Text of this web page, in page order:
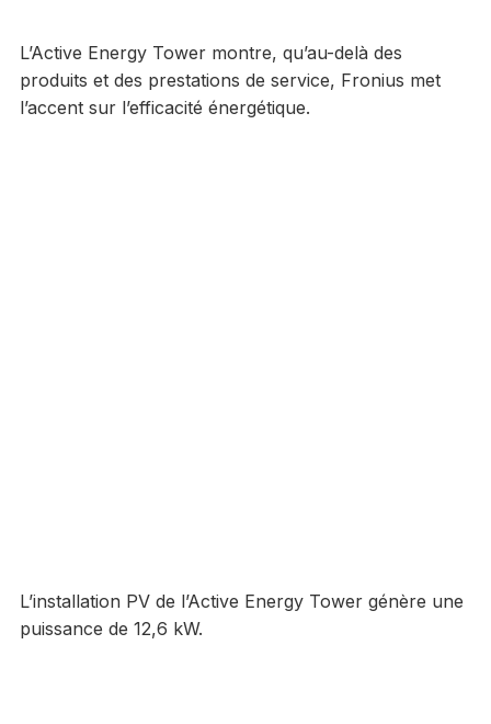
L’Active Energy Tower montre, qu’au-delà des
produits et des prestations de service, Fronius met
l’accent sur l’efficacité énergétique.
L’installation PV de l’Active Energy Tower génère une
puissance de 12,6 kW.